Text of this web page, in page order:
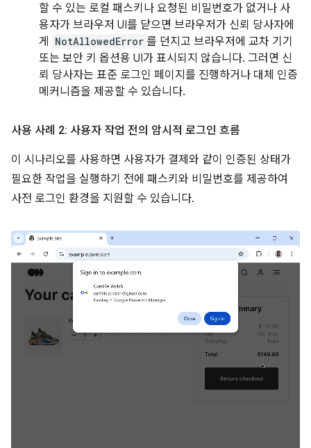
할 수 있는 로컬 패스키나 요청된 비밀번호가 없거나 사
용자가 브라우저 UI를 닫으면 브라우저가 신뢰 당사자에
게
NotAllowedError 를 던지고 브라우저에 교차 기기
또는 보안 키 옵션용 UI가 표시되지 않습니다. 그러면 신
뢰 당사자는 표준 로그인 페이지를 진행하거나 대체 인증
메커니즘을 제공할 수 있습니다.
사용 사례 2: 사용자 작업 전의 암시적 로그인 흐름
이 시나리오를 사용하면 사용자가 결제와 같이 인증된 상태가
필요한 작업을 실행하기 전에 패스키와 비밀번호를 제공하여
사전 로그인 환경을 지원할 수 있습니다.